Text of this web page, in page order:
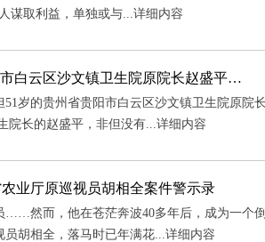
谋取利益，单独或与...详细内容
白云区沙文镇卫生院原院长赵盛平…
的贵州省贵阳市白云区沙文镇卫生院原院
长的赵盛平，非但没有...详细内容
业厅原巡视员胡相全案件警示录
然而，他在苍茫奔波40多年后，成为一
员胡相全，落马时已年满花...详细内容